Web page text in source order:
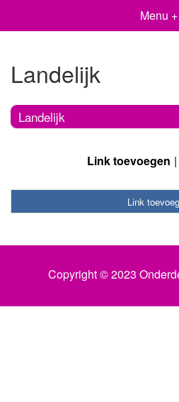
Menu +
Landelijk
Landelijk
Link toevoegen
Link
Copyright © 2023